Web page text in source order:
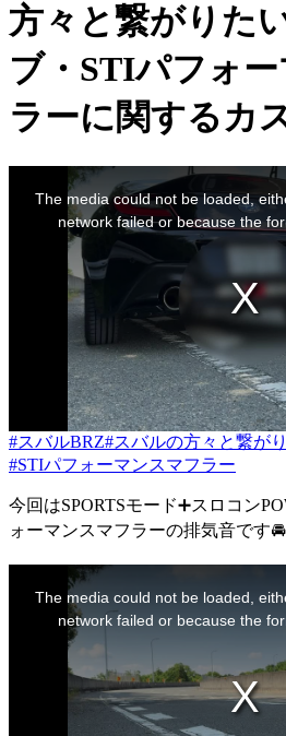
方々と繋がりた
ブ・STIパフォ
ラーに関するカ
The media could not be loaded,
network failed or because the
#スバルBRZ#スバルの方々と繋が
#STIパフォーマンスマフラー
今回はSPORTSモード➕スロコン
ォーマンスマフラーの排気音です🚘
The media could not be loaded,
network failed or because the